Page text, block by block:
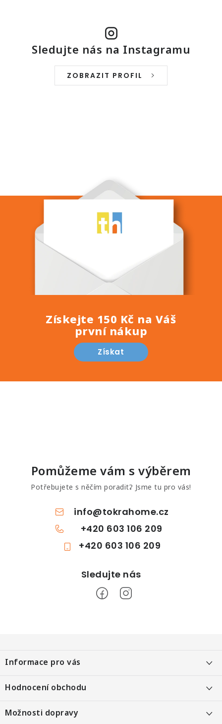
Sledujte nás na Instagramu
ZOBRAZIT PROFIL
Získejte 150 Kč na Váš
první nákup
Získat
Pomůžeme vám s výběrem
Potřebujete s něčím poradit? Jsme tu pro vás!
info@tokrahome.cz
+420 603 106 209
+420 603 106 209
á
p
a
Informace pro vás
Objednání po telefonu
Kontaktní formulář
Hodnocení obchodu
Heureka 99 %
Možnosti dopravy